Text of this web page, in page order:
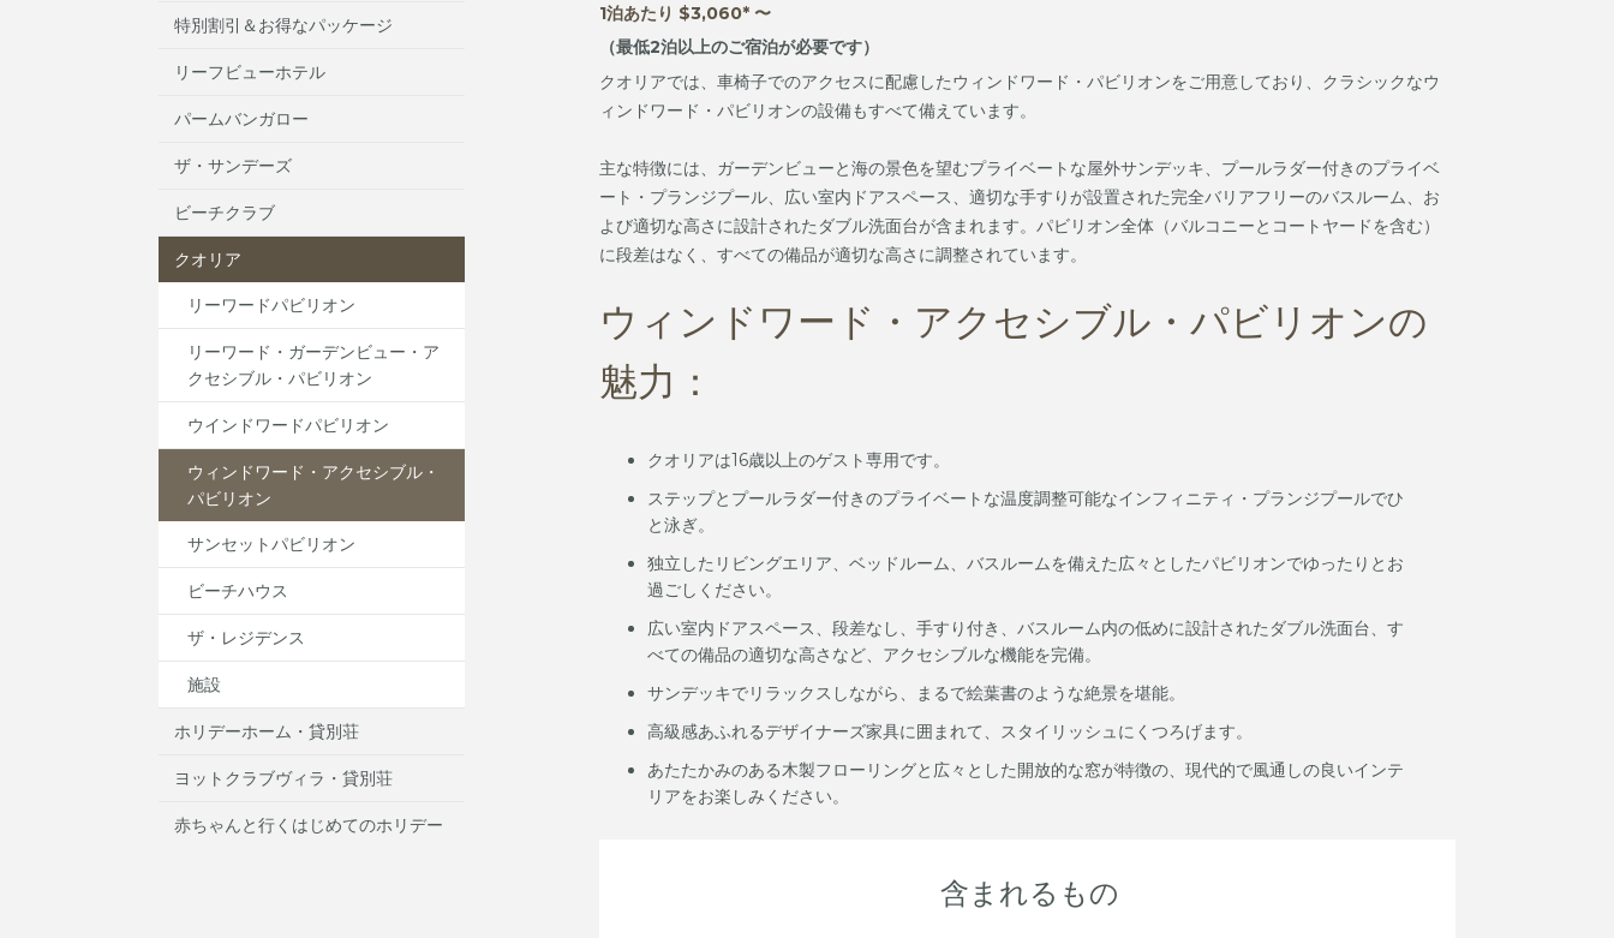
特別割引＆お得なパッケージ
リーフビューホテル
パームバンガロー
ザ・サンデーズ
ビーチクラブ
クオリア
リーワードパビリオン
リーワード・ガーデンビュー・ア
クセシブル・パビリオン
ウインドワードパビリオン
ウィンドワード・アクセシブル・
パビリオン
サンセットパビリオン
ビーチハウス
ザ・レジデンス
施設
ホリデーホーム・貸別荘
ヨットクラブヴィラ・貸別荘
赤ちゃんと行くはじめてのホリデー
1泊あたり $3,060* 〜
（最低2泊以上のご宿泊が必要です）
クオリアでは、車椅子でのアクセスに配慮したウィンドワード・パビリオンをご用意しており、クラシックなウ
ィンドワード・パビリオンの設備もすべて備えています。
主な特徴には、ガーデンビューと海の景色を望むプライベートな屋外サンデッキ、プールラダー付きのプライベ
ート・プランジプール、広い室内ドアスペース、適切な手すりが設置された完全バリアフリーのバスルーム、お
よび適切な高さに設計されたダブル洗面台が含まれます。パビリオン全体（バルコニーとコートヤードを含む）
に段差はなく、すべての備品が適切な高さに調整されています。
ウィンドワード・アクセシブル・パビリオンの
魅力：
クオリアは16歳以上のゲスト専用です。
ステップとプールラダー付きのプライベートな温度調整可能なインフィニティ・プランジプールでひ
と泳ぎ。
独立したリビングエリア、ベッドルーム、バスルームを備えた広々としたパビリオンでゆったりとお
過ごしください。
広い室内ドアスペース、段差なし、手すり付き、バスルーム内の低めに設計されたダブル洗面台、す
べての備品の適切な高さなど、アクセシブルな機能を完備。
サンデッキでリラックスしながら、まるで絵葉書のような絶景を堪能。
高級感あふれるデザイナーズ家具に囲まれて、スタイリッシュにくつろげます。
あたたかみのある木製フローリングと広々とした開放的な窓が特徴の、現代的で風通しの良いインテ
リアをお楽しみください。
含まれるもの